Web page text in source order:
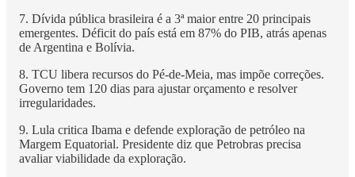
7. Dívida pública brasileira é a 3ª maior entre 20 principais
emergentes. Déficit do país está em 87% do PIB, atrás apenas
de Argentina e Bolívia.
8. TCU libera recursos do Pé-de-Meia, mas impõe correções.
Governo tem 120 dias para ajustar orçamento e resolver
irregularidades.
9. Lula critica Ibama e defende exploração de petróleo na
Margem Equatorial. Presidente diz que Petrobras precisa
avaliar viabilidade da exploração.